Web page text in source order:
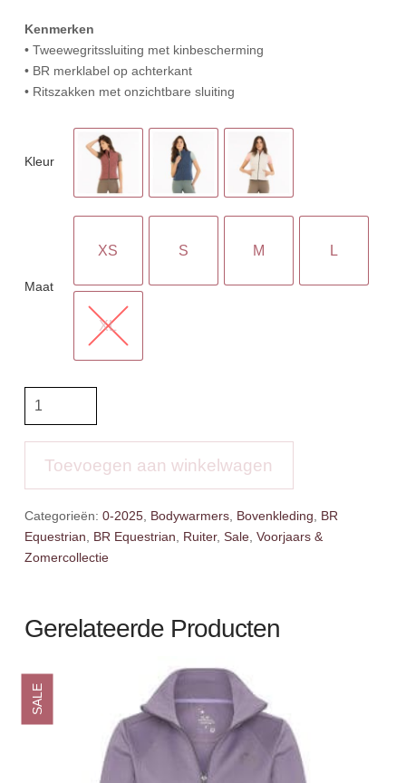
Kenmerken
• Tweewegritssluiting met kinbescherming
• BR merklabel op achterkant
• Ritszakken met onzichtbare sluiting
Kleur
Maat
XS S M L
XL
aantalToevoegen aan winkelwagen
Categorieën: 0-2025, Bodywarmers, Bovenkleding, BR
Equestrian, BR Equestrian, Ruiter, Sale, Voorjaars &
Zomercollectie
Gerelateerde Producten
SALE